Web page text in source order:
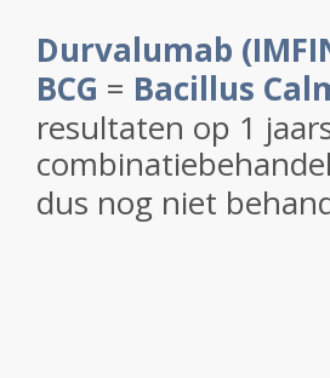
Durvalumab
BCG = Bacillus
resultaten op 1
dus nog niet